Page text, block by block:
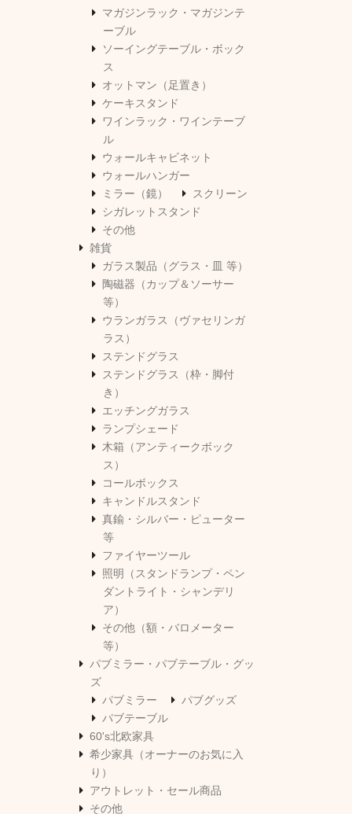
マガジンラック・マガジンテ
ーブル
ソーイングテーブル・ボック
ス
オットマン（足置き）
ケーキスタンド
ワインラック・ワインテーブ
ル
ウォールキャビネット
ウォールハンガー
ミラー（鏡）
スクリーン
シガレットスタンド
その他
雑貨
ガラス製品（グラス・皿 等）
陶磁器（カップ＆ソーサー
等）
ウランガラス（ヴァセリンガ
ラス）
ステンドグラス
ステンドグラス（枠・脚付
き）
エッチングガラス
ランプシェード
木箱（アンティークボック
ス）
コールボックス
キャンドルスタンド
真鍮・シルバー・ピューター
等
ファイヤーツール
照明（スタンドランプ・ペン
ダントライト・シャンデリ
ア）
その他（額・バロメーター
等）
パブミラー・パブテーブル・グッ
ズ
パブミラー
パブグッズ
パブテーブル
60's北欧家具
希少家具（オーナーのお気に入
り）
アウトレット・セール商品
その他